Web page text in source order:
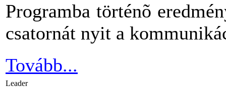
Programba történõ
csatornát nyit a
Tovább...
Leader